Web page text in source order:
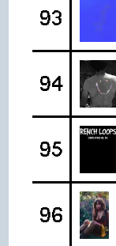
93
94
95
96